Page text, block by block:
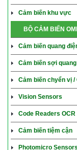
Cảm biến khu vực
BỘ CẢM BIẾN
Cảm biến quang
Cảm biến sợi quang
Cảm biến chyển vị
Vision Sensors
Code Readers OCR
Cảm biến tiệm cận
Photomicro Sensors